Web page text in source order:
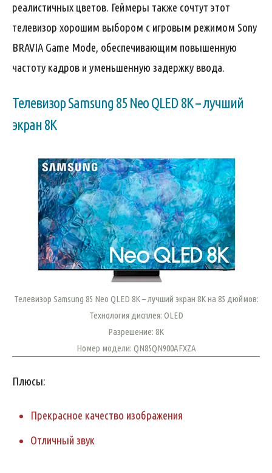
реалистичных цветов. Геймеры также сочтут этот
телевизор хорошим выбором с игровым режимом Sony
BRAVIA Game Mode, обеспечивающим повышенную
частоту кадров и уменьшенную задержку ввода.
Телевизор Samsung 85 Neo QLED 8K – лучший
экран 8K
Телевизор Samsung 85 Neo QLED 8K – лучший экран 8K на 85 дюймов:
Технология дисплея: OLED
Разрешение: 8K
Номер модели: QN85QN900AFXZA
Плюсы:
Прекрасное качество изображения
Отличный звук